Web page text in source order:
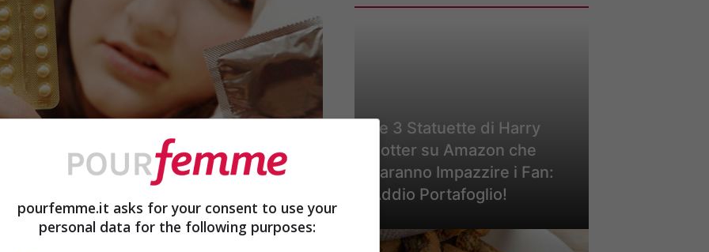
Le 3 Statuette di Harry
Potter su Amazon che
Faranno Impazzire i Fan:
Addio Portafoglio!
pourfemme.it asks for your consent to use your
personal data for the following purposes: